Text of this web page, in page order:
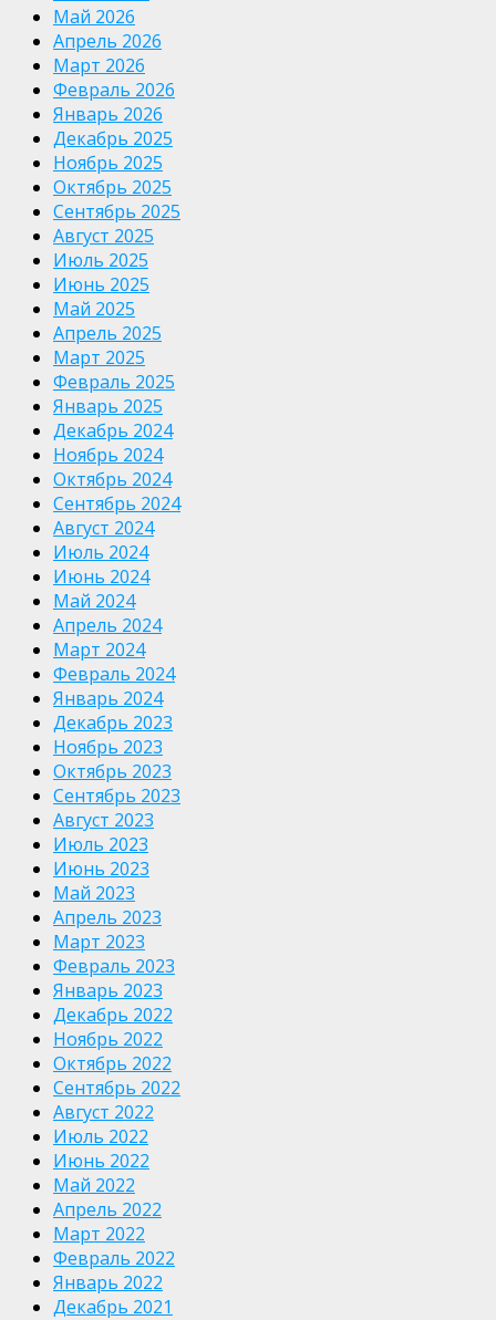
Май 2026
Апрель 2026
Март 2026
Февраль 2026
Январь 2026
Декабрь 2025
Ноябрь 2025
Октябрь 2025
Сентябрь 2025
Август 2025
Июль 2025
Июнь 2025
Май 2025
Апрель 2025
Март 2025
Февраль 2025
Январь 2025
Декабрь 2024
Ноябрь 2024
Октябрь 2024
Сентябрь 2024
Август 2024
Июль 2024
Июнь 2024
Май 2024
Апрель 2024
Март 2024
Февраль 2024
Январь 2024
Декабрь 2023
Ноябрь 2023
Октябрь 2023
Сентябрь 2023
Август 2023
Июль 2023
Июнь 2023
Май 2023
Апрель 2023
Март 2023
Февраль 2023
Январь 2023
Декабрь 2022
Ноябрь 2022
Октябрь 2022
Сентябрь 2022
Август 2022
Июль 2022
Июнь 2022
Май 2022
Апрель 2022
Март 2022
Февраль 2022
Январь 2022
Декабрь 2021